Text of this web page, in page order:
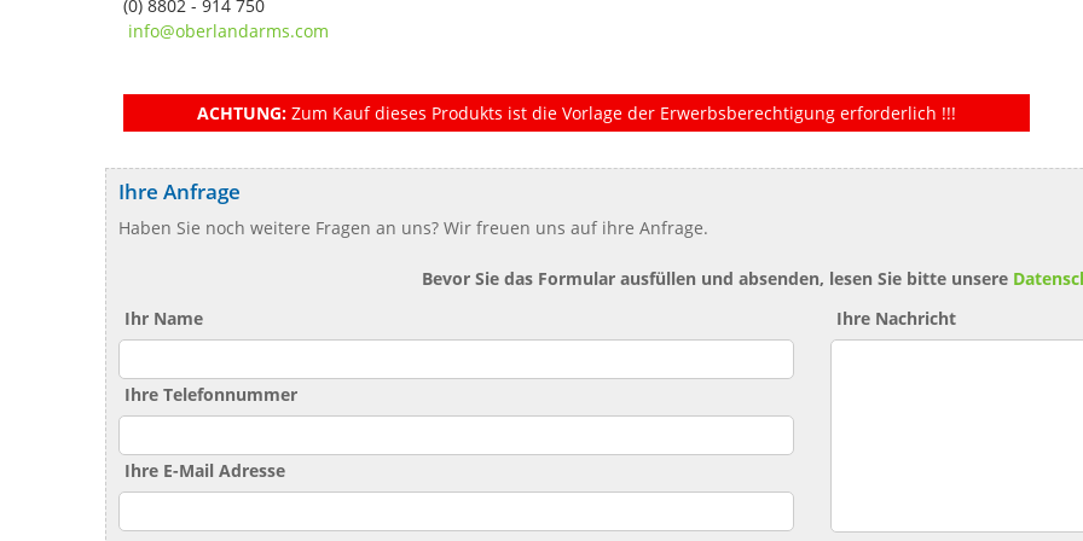
(0) 8802 - 914 750
info@oberlandarms.com
ACHTUNG: Zum Kauf dieses Produkts ist die Vorlage der Erwerbsberechtigung erforderlich !!!
Ihre Anfrage
Haben Sie noch weitere Fragen an uns? Wir freuen uns auf ihre Anfrage.
Bevor Sie das Formular ausfüllen und absenden, lesen Sie bitte unsere
Ihr Name
Ihre Telefonnummer
Ihre E-Mail Adresse
Ihre Nachricht